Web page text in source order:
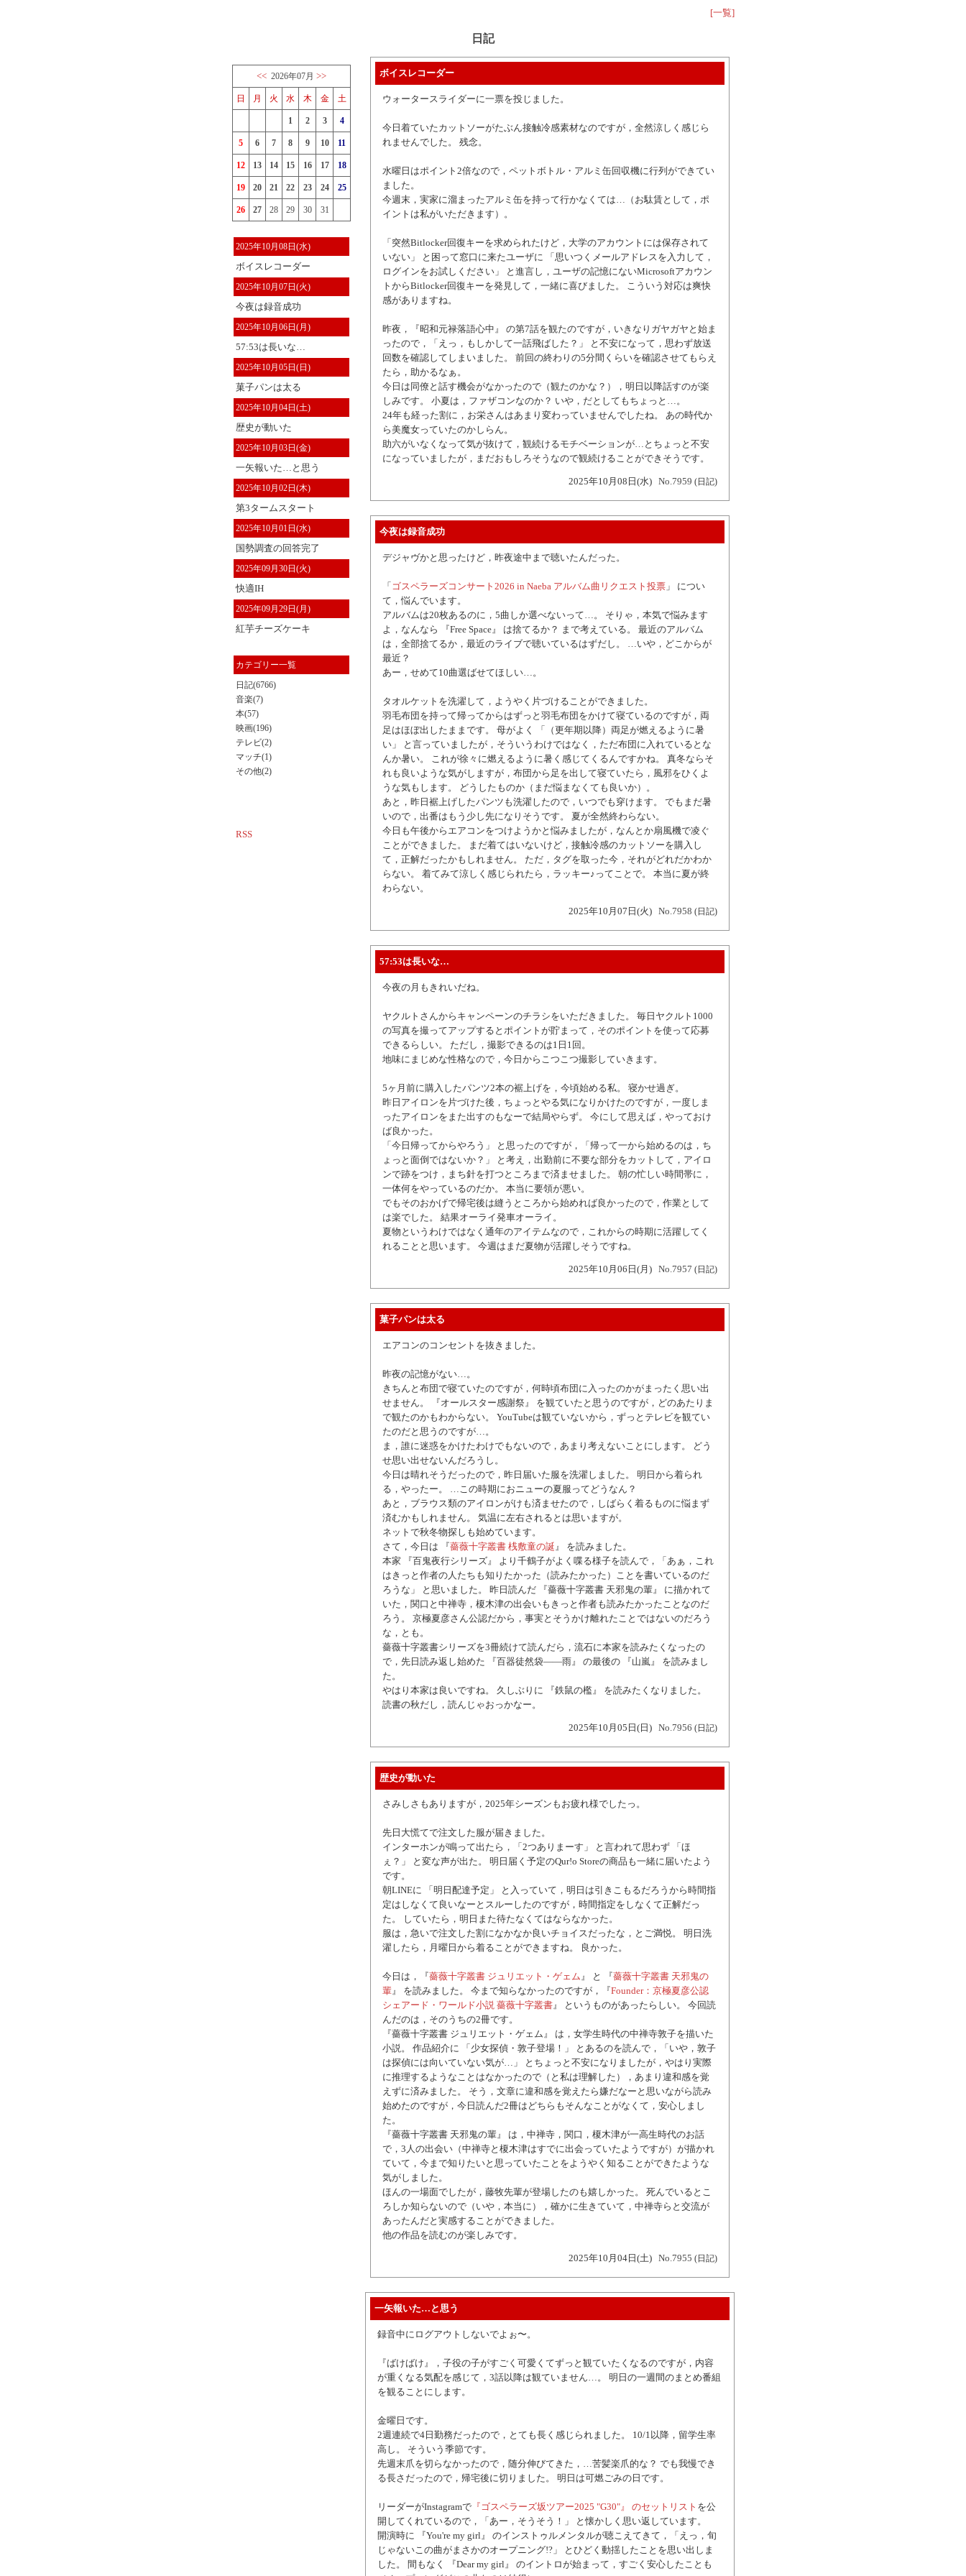
[一覧]
日記
<< 2026年07月 >>
日 月 火 水 木 金 土
1 2 3 4
5 6 7 8 9 10 11
12 13 14 15 16 17 18
19 20 21 22 23 24 25
26 27 28 29 30 31
2025年10月08日(水)
ボイスレコーダー
2025年10月07日(火)
今夜は録音成功
2025年10月06日(月)
57:53は長いな…
2025年10月05日(日)
菓子パンは太る
2025年10月04日(土)
歴史が動いた
2025年10月03日(金)
一矢報いた…と思う
2025年10月02日(木)
第3タームスタート
2025年10月01日(水)
国勢調査の回答完了
2025年09月30日(火)
快適IH
2025年09月29日(月)
紅芋チーズケーキ
カテゴリー一覧
日記(6766)
音楽(7)
本(57)
映画(196)
テレビ(2)
マッチ(1)
その他(2)
RSS
ボイスレコーダー
ウォータースライダーに一票を投じました。
今日着ていたカットソーがたぶん接触冷感素材なのですが，全然涼しく感じら
れませんでした。 残念。
水曜日はポイント2倍なので，ペットボトル・アルミ缶回収機に行列ができてい
ました。
今週末，実家に溜まったアルミ缶を持って行かなくては…（お駄賃として，ポ
イントは私がいただきます）。
「突然Bitlocker回復キーを求められたけど，大学のアカウントには保存されて
いない」 と困って窓口に来たユーザに 「思いつくメールアドレスを入力して，
ログインをお試しください」 と進言し，ユーザの記憶にないMicrosoftアカウン
トからBitlocker回復キーを発見して，一緒に喜びました。 こういう対応は爽快
感がありますね。
昨夜，『昭和元禄落語心中』 の第7話を観たのですが，いきなりガヤガヤと始ま
ったので，「えっ，もしかして一話飛ばした？」 と不安になって，思わず放送
回数を確認してしまいました。 前回の終わりの5分間くらいを確認させてもらえ
たら，助かるなぁ。
今日は同僚と話す機会がなかったので（観たのかな？），明日以降話すのが楽
しみです。 小夏は，ファザコンなのか？ いや，だとしてもちょっと…。
24年も経った割に，お栄さんはあまり変わっていませんでしたね。 あの時代か
ら美魔女っていたのかしらん。
助六がいなくなって気が抜けて，観続けるモチベーションが…とちょっと不安
になっていましたが，まだおもしろそうなので観続けることができそうです。
2025年10月08日(水) No.7959 (日記)
今夜は録音成功
デジャヴかと思ったけど，昨夜途中まで聴いたんだった。
「 ゴスペラーズコンサート2026 in Naeba アルバム曲リクエスト投票 」 につい
て，悩んでいます。
アルバムは20枚あるのに，5曲しか選べないって…。 そりゃ，本気で悩みます
よ，なんなら 『Free Space』 は捨てるか？ まで考えている。 最近のアルバム
は，全部捨てるか，最近のライブで聴いているはずだし。 …いや，どこからが
最近？
あー，せめて10曲選ばせてほしい…。
タオルケットを洗濯して，ようやく片づけることができました。
羽毛布団を持って帰ってからはずっと羽毛布団をかけて寝ているのですが，両
足はほぼ出したままです。 母がよく 「（更年期以降）両足が燃えるように暑
い」 と言っていましたが，そういうわけではなく，ただ布団に入れているとな
んか暑い。 これが徐々に燃えるように暑く感じてくるんですかね。 真冬ならそ
れも良いような気がしますが，布団から足を出して寝ていたら，風邪をひくよ
うな気もします。 どうしたものか（まだ悩まなくても良いか）。
あと，昨日裾上げしたパンツも洗濯したので，いつでも穿けます。 でもまだ暑
いので，出番はもう少し先になりそうです。 夏が全然終わらない。
今日も午後からエアコンをつけようかと悩みましたが，なんとか扇風機で凌ぐ
ことができました。 まだ着てはいないけど，接触冷感のカットソーを購入し
て，正解だったかもしれません。 ただ，タグを取った今，それがどれだかわか
らない。 着てみて涼しく感じられたら，ラッキー♪ってことで。 本当に夏が終
わらない。
2025年10月07日(火) No.7958 (日記)
57:53は長いな…
今夜の月もきれいだね。
ヤクルトさんからキャンペーンのチラシをいただきました。 毎日ヤクルト1000
の写真を撮ってアップするとポイントが貯まって，そのポイントを使って応募
できるらしい。 ただし，撮影できるのは1日1回。
地味にまじめな性格なので，今日からこつこつ撮影していきます。
5ヶ月前に購入したパンツ2本の裾上げを，今頃始める私。 寝かせ過ぎ。
昨日アイロンを片づけた後，ちょっとやる気になりかけたのですが，一度しま
ったアイロンをまた出すのもなーで結局やらず。 今にして思えば，やっておけ
ば良かった。
「今日帰ってからやろう」 と思ったのですが，「帰って一から始めるのは，ち
ょっと面倒ではないか？」 と考え，出勤前に不要な部分をカットして，アイロ
ンで跡をつけ，まち針を打つところまで済ませました。 朝の忙しい時間帯に，
一体何をやっているのだか。 本当に要領が悪い。
でもそのおかげで帰宅後は縫うところから始めれば良かったので，作業として
は楽でした。 結果オーライ発車オーライ。
夏物というわけではなく通年のアイテムなので，これからの時期に活躍してく
れることと思います。 今週はまだ夏物が活躍しそうですね。
2025年10月06日(月) No.7957 (日記)
菓子パンは太る
エアコンのコンセントを抜きました。
昨夜の記憶がない…。
きちんと布団で寝ていたのですが，何時頃布団に入ったのかがまったく思い出
せません。 『オールスター感謝祭』 を観ていたと思うのですが，どのあたりま
で観たのかもわからない。 YouTubeは観ていないから，ずっとテレビを観てい
たのだと思うのですが…。
ま，誰に迷惑をかけたわけでもないので，あまり考えないことにします。 どう
せ思い出せないんだろうし。
今日は晴れそうだったので，昨日届いた服を洗濯しました。 明日から着られ
る，やったー。 …この時期におニューの夏服ってどうなん？
あと，ブラウス類のアイロンがけも済ませたので，しばらく着るものに悩まず
済むかもしれません。 気温に左右されるとは思いますが。
ネットで秋冬物探しも始めています。
さて，今日は 『薔薇十字叢書 桟敷童の誕』 を読みました。
本家 『百鬼夜行シリーズ』 より千鶴子がよく喋る様子を読んで，「あぁ，これ
はきっと作者の人たちも知りたかった（読みたかった）ことを書いているのだ
ろうな」 と思いました。 昨日読んだ 『薔薇十字叢書 天邪鬼の輩』 に描かれて
いた，関口と中禅寺，榎木津の出会いもきっと作者も読みたかったことなのだ
ろう。 京極夏彦さん公認だから，事実とそうかけ離れたことではないのだろう
な，とも。
薔薇十字叢書シリーズを3冊続けて読んだら，流石に本家を読みたくなったの
で，先日読み返し始めた 『百器徒然袋――雨』 の最後の 『山嵐』 を読みまし
た。
やはり本家は良いですね。 久しぶりに 『鉄鼠の檻』 を読みたくなりました。
読書の秋だし，読んじゃおっかなー。
2025年10月05日(日) No.7956 (日記)
歴史が動いた
さみしさもありますが，2025年シーズンもお疲れ様でしたっ。
先日大慌てで注文した服が届きました。
インターホンが鳴って出たら，「2つありまーす」 と言われて思わず 「ほ
ぇ？」 と変な声が出た。 明日届く予定のQur!o Storeの商品も一緒に届いたよう
です。
朝LINEに 「明日配達予定」 と入っていて，明日は引きこもるだろうから時間指
定はしなくて良いなーとスルーしたのですが，時間指定をしなくて正解だっ
た。 していたら，明日また待たなくてはならなかった。
服は，急いで注文した割になかなか良いチョイスだったな，とご満悦。 明日洗
濯したら，月曜日から着ることができますね。 良かった。
今日は，『薔薇十字叢書 ジュリエット・ゲェム』 と 『薔薇十字叢書 天邪鬼の
輩』 を読みました。 今まで知らなかったのですが，『Founder：京極夏彦公認
シェアード・ワールド小説 薔薇十字叢書』 というものがあったらしい。 今回読
んだのは，そのうちの2冊です。
『薔薇十字叢書 ジュリエット・ゲェム』 は，女学生時代の中禅寺敦子を描いた
小説。 作品紹介に 「少女探偵・敦子登場！」 とあるのを読んで，「いや，敦子
は探偵には向いていない気が…」 とちょっと不安になりましたが，やはり実際
に推理するようなことはなかったので（と私は理解した），あまり違和感を覚
えずに済みました。 そう，文章に違和感を覚えたら嫌だなーと思いながら読み
始めたのですが，今日読んだ2冊はどちらもそんなことがなくて，安心しまし
た。
『薔薇十字叢書 天邪鬼の輩』 は，中禅寺，関口，榎木津が一高生時代のお話
で，3人の出会い（中禅寺と榎木津はすでに出会っていたようですが）が描かれ
ていて，今まで知りたいと思っていたことをようやく知ることができたような
気がしました。
ほんの一場面でしたが，藤牧先輩が登場したのも嬉しかった。 死んでいるとこ
ろしか知らないので（いや，本当に），確かに生きていて，中禅寺らと交流が
あったんだと実感することができました。
他の作品を読むのが楽しみです。
2025年10月04日(土) No.7955 (日記)
一矢報いた…と思う
録音中にログアウトしないでよぉ〜。
『ばけばけ』，子役の子がすごく可愛くてずっと観ていたくなるのですが，内容
が重くなる気配を感じて，3話以降は観ていません…。 明日の一週間のまとめ番組
を観ることにします。
金曜日です。
2週連続で4日勤務だったので，とても長く感じられました。 10/1以降，留学生率
高し。 そういう季節です。
先週末爪を切らなかったので，随分伸びてきた，…苦髪楽爪的な？ でも我慢でき
る長さだったので，帰宅後に切りました。 明日は可燃ごみの日です。
リーダーがInstagramで 『ゴスペラーズ坂ツアー2025 "G30"』 のセットリスト を公
開してくれているので，「あー，そうそう！」 と懐かしく思い返しています。
開演時に 『You're my girl』 のインストゥルメンタルが聴こえてきて，「えっ，旬
じゃないこの曲がまさかのオープニング!?」 とひどく動揺したことを思い出しま
した。 間もなく 『Dear my girl』 のイントロが始まって，すごく安心したことも